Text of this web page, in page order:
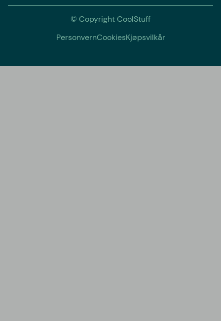
© Copyright CoolStuff
PersonvernCookiesKjøpsvilkår